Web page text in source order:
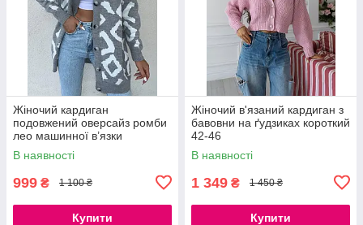
Жіночий кардиган
подовжений оверсайз ромби
лео машинної в’язки
Туреччина теплий, розмір 42-
48
В наявності
999 ₴ 1 100 ₴
Купити
Жіночий в'язаний кардиган з
бавовни на ґудзиках короткий
42-46
В наявності
1 349 ₴ 1 450 ₴
Купити